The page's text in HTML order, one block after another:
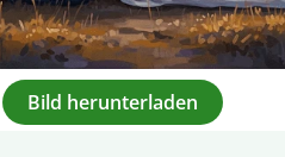
Bild herunterladen